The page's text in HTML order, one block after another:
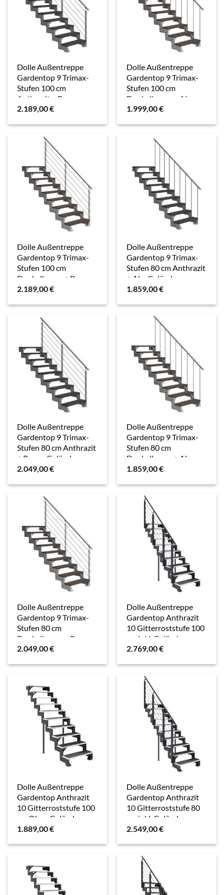
Dolle Außentreppe
Gardentop 9 Trimax-
Stufen 100 cm
Anthrazit + Prova-
Geländer
2.189,00€
Dolle Außentreppe
Gardentop 9 Trimax-
Stufen 100 cm
Dunkelbraun + Alu-
Geländer
1.999,00€
Dolle Außentreppe
Gardentop 9 Trimax-
Stufen 100 cm
Dunkelbraun + Prova-
Geländer
2.189,00€
Dolle Außentreppe
Gardentop 9 Trimax-
Stufen 80 cm Anthrazit
+ Alu-Geländer
1.859,00€
Dolle Außentreppe
Gardentop 9 Trimax-
Stufen 80 cm Anthrazit
+ Prova-Geländer
2.049,00€
Dolle Außentreppe
Gardentop 9 Trimax-
Stufen 80 cm
Dunkelbraun + Alu-
Geländer
1.859,00€
Dolle Außentreppe
Gardentop 9 Trimax-
Stufen 80 cm
Dunkelbraun + Prova-
Geländer
2.049,00€
Dolle Außentreppe
Gardentop Anthrazit
10 Gitterroststufe 100
cm inkl. Geländer
2.769,00€
Dolle Außentreppe
Gardentop Anthrazit
10 Gitterroststufe 100
cm Ohne Geländer
1.889,00€
Dolle Außentreppe
Gardentop Anthrazit
10 Gitterroststufe 80
cm inkl. Geländer
2.549,00€